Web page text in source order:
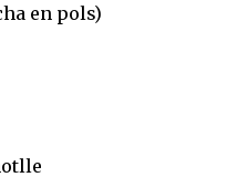
en pols)